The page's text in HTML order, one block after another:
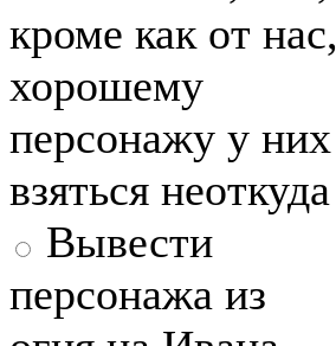
кроме как от нас,
хорошему
персонажу у них
взяться неоткуда
Вывести
персонажа из